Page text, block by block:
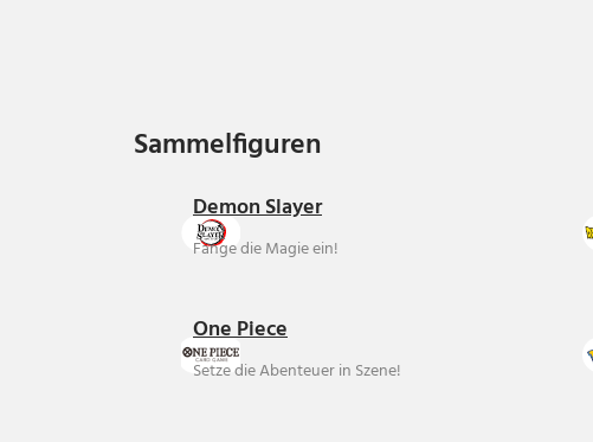
Sammelfiguren
Demon Slayer
Fange die Magie ein!
One Piece
Setze die Abenteuer in Szene!